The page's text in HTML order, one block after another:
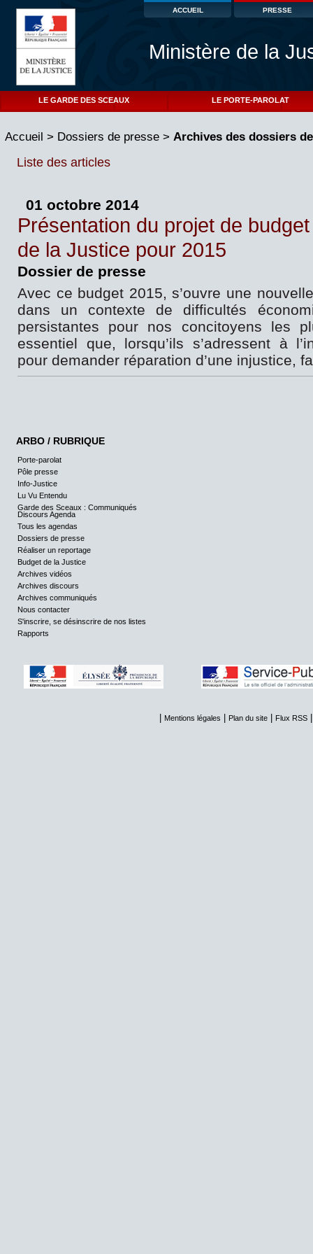
ACCUEIL PRESSE
Ministère de la
LE GARDE DES SCEAUX LE PORTE-PAROLAT
Accueil > Dossiers de presse> Archives des dossiers
Liste des articles
01 octobre 2014
Présentation du projet de budget
de la Justice pour 2015
Dossier de presse
Avec ce budget 2015, s’ouvre une
dans un contexte de difficultés
persistantes pour nos concitoyens les
essentiel que, lorsqu’ils s’adressent à
pour demander réparation d’une injustice,
ARBO / RUBRIQUE
Porte-parolat
Pôle presse
Info-Justice
Lu Vu Entendu
Garde des Sceaux : Communiqués
Discours Agenda
Tous les agendas
Dossiers de presse
Réaliser un reportage
Budget de la Justice
Archives vidéos
Archives discours
Archives communiqués
Nous contacter
S'inscrire, se désinscrire de nos listes
Rapports
Mentions légales Plan du site Flux RSS